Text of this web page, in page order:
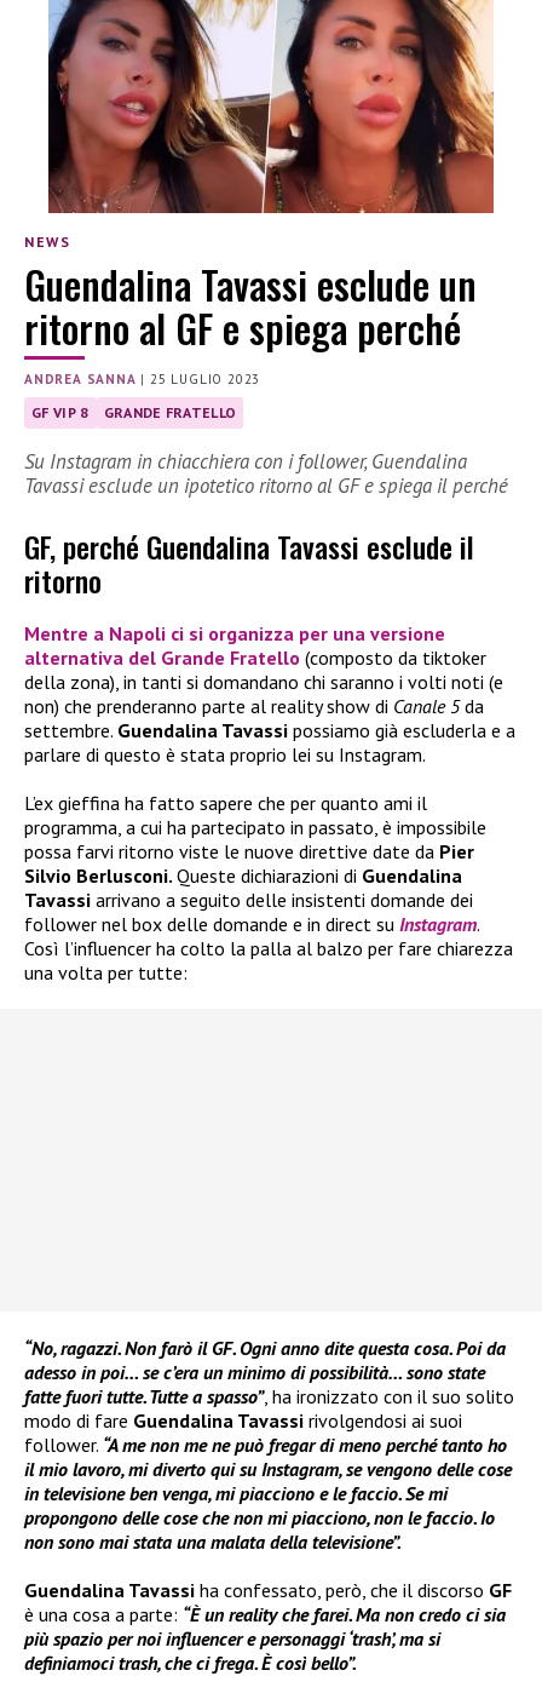
NEWS
Guendalina Tavassi esclude un
ritorno al GF e spiega perché
ANDREA SANNA | 25 LUGLIO 2023
GF VIP 8 GRANDE FRATELLO
Su Instagram in chiacchiera con i follower, Guendalina
Tavassi esclude un ipotetico ritorno al GF e spiega il perché
GF, perché Guendalina Tavassi esclude il
ritorno
Mentre a Napoli ci si organizza per una versione
alternativa del Grande Fratello (composto da tiktoker
della zona), in tanti si domandano chi saranno i volti noti (e
non) che prenderanno parte al reality show di Canale 5da
settembre. Guendalina Tavassi possiamo già escluderla e a
parlare di questo è stata proprio lei su Instagram.
L’ex gieffina ha fatto sapere che per quanto ami il
programma, a cui ha partecipato in passato, è impossibile
possa farvi ritorno viste le nuove direttive date da Pier
Silvio Berlusconi. Queste dichiarazioni di Guendalina
Tavassi arrivano a seguito delle insistenti domande dei
follower nel box delle domande e in direct su Instagram.
Così l’influencer ha colto la palla al balzo per fare chiarezza
una volta per tutte:
“No, ragazzi. Non farò il GF. Ogni anno dite questa cosa. Poi da
adesso in poi… se c’era un minimo di possibilità… sono state
fatte fuori tutte. Tutte a spasso”, ha ironizzato con il suo solito
modo di fare Guendalina Tavassi rivolgendosi ai suoi
follower. “A me non me ne può fregar di meno perché tanto ho
il mio lavoro, mi diverto qui su Instagram, se vengono delle cose
in televisione ben venga, mi piacciono e le faccio. Se mi
propongono delle cose che non mi piacciono, non le faccio. Io
non sono mai stata una malata della televisione”.
Guendalina Tavassi ha confessato, però, che il discorso GF
è una cosa a parte: “È un reality che farei. Ma non credo ci sia
più spazio per noi influencer e personaggi ‘trash’, ma si
definiamoci trash, che ci frega. È così bello”.